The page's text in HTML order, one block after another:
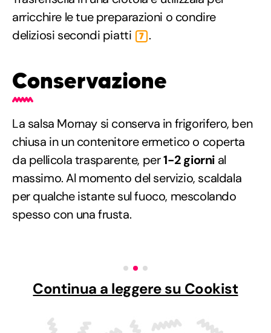
arricchire le tue preparazioni o condire
deliziosi secondi piatti
7 .
Conservazione
La salsa Mornay si conserva in frigorifero, ben
chiusa in un contenitore ermetico o coperta
da pellicola trasparente, per1-2 giorni al
massimo. Al momento del servizio, scaldala
per qualche istante sul fuoco, mescolando
spesso con una frusta.
Continua a leggere su Cookist